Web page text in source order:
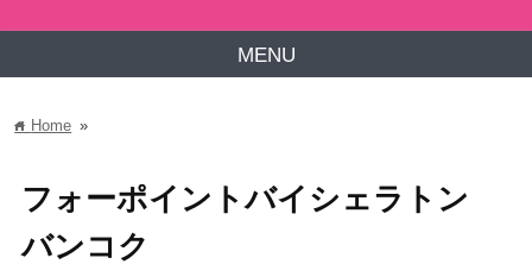
MENU
home Home »
フォーポイントバイシェラトン
バンコク